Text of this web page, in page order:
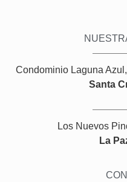
Condominio Laguna
Santa
Los Nuevos
La